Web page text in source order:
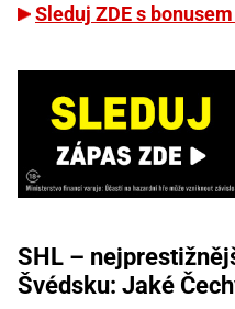
Sleduj ZDE s
SHL –
Švédsku: Jaké